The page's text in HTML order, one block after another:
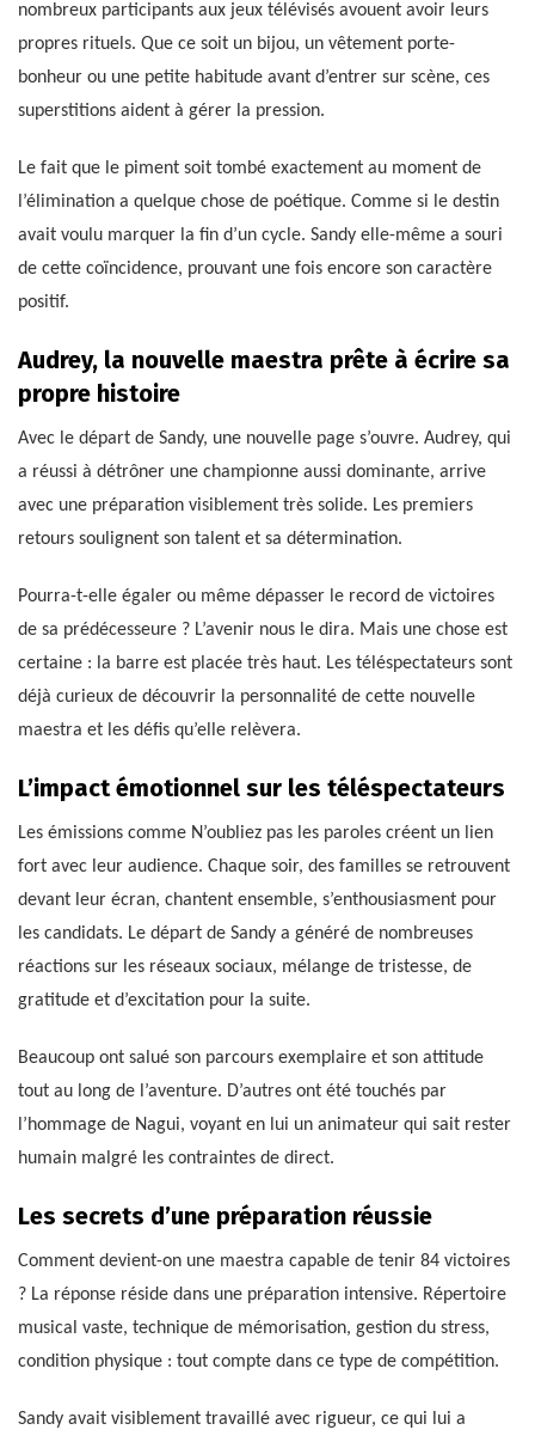
nombreux participants aux jeux télévisés avouent avoir leurs
propres rituels. Que ce soit un bijou, un vêtement porte-
bonheur ou une petite habitude avant d’entrer sur scène, ces
superstitions aident à gérer la pression.
Le fait que le piment soit tombé exactement au moment de
l’élimination a quelque chose de poétique. Comme si le destin
avait voulu marquer la fin d’un cycle. Sandy elle-même a souri
de cette coïncidence, prouvant une fois encore son caractère
positif.
Audrey, la nouvelle maestra prête à écrire sa
propre histoire
Avec le départ de Sandy, une nouvelle page s’ouvre. Audrey, qui
a réussi à détrôner une championne aussi dominante, arrive
avec une préparation visiblement très solide. Les premiers
retours soulignent son talent et sa détermination.
Pourra-t-elle égaler ou même dépasser le record de victoires
de sa prédécesseure ? L’avenir nous le dira. Mais une chose est
certaine : la barre est placée très haut. Les téléspectateurs sont
déjà curieux de découvrir la personnalité de cette nouvelle
maestra et les défis qu’elle relèvera.
L’impact émotionnel sur les téléspectateurs
Les émissions comme N’oubliez pas les paroles créent un lien
fort avec leur audience. Chaque soir, des familles se retrouvent
devant leur écran, chantent ensemble, s’enthousiasment pour
les candidats. Le départ de Sandy a généré de nombreuses
réactions sur les réseaux sociaux, mélange de tristesse, de
gratitude et d’excitation pour la suite.
Beaucoup ont salué son parcours exemplaire et son attitude
tout au long de l’aventure. D’autres ont été touchés par
l’hommage de Nagui, voyant en lui un animateur qui sait rester
humain malgré les contraintes de direct.
Les secrets d’une préparation réussie
Comment devient-on une maestra capable de tenir 84 victoires
? La réponse réside dans une préparation intensive. Répertoire
musical vaste, technique de mémorisation, gestion du stress,
condition physique : tout compte dans ce type de compétition.
Sandy avait visiblement travaillé avec rigueur, ce qui lui a